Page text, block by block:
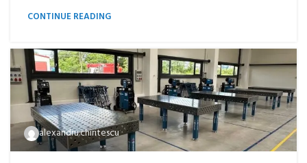
CONTINUE READING
alexandru.chiritescu